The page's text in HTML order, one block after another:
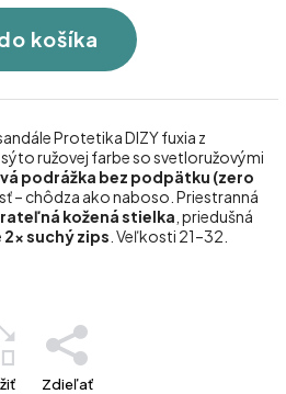
košíka
Protetika DIZY fuxia z
sýto ružovej farbe so svetloružovými
podrážka bez podpätku (zero
– chôdza ako naboso. Priestranná
kožená stielka , priedušná
2× suchý zips . Veľkosti 21–32.
Zdieľať